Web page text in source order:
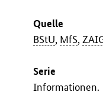
Quelle
BStU, MfS,
Serie
Informationen.